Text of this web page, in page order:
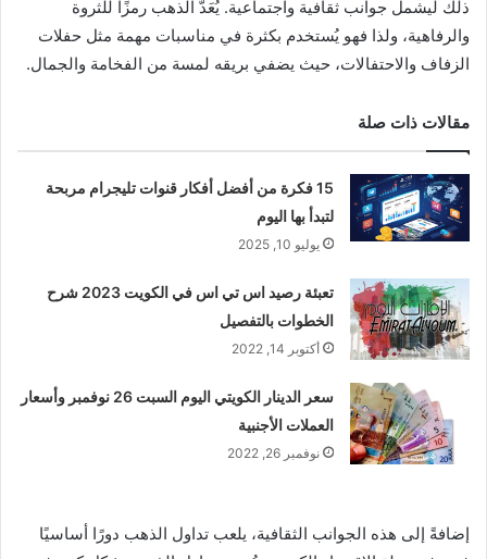
ذلك ليشمل جوانب ثقافية واجتماعية. يُعَدّ الذهب رمزًا للثروة
والرفاهية، ولذا فهو يُستخدم بكثرة في مناسبات مهمة مثل حفلات
الزفاف والاحتفالات، حيث يضفي بريقه لمسة من الفخامة والجمال.
مقالات ذات صلة
15 فكرة من أفضل أفكار قنوات تليجرام مربحة
لتبدأ بها اليوم
يوليو 10, 2025
تعبئة رصيد اس تي اس في الكويت 2023 شرح
الخطوات بالتفصيل
أكتوبر 14, 2022
سعر الدينار الكويتي اليوم السبت 26 نوفمبر وأسعار
العملات الأجنبية
نوفمبر 26, 2022
إضافةً إلى هذه الجوانب الثقافية، يلعب تداول الذهب دورًا أساسيًا